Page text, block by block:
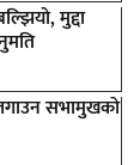
मुद्दा
सभामुखकाे